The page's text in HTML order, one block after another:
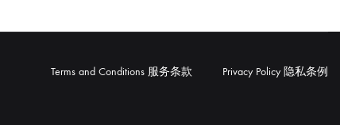
Terms and Conditions 服务条款 Privacy Policy 隐私条例